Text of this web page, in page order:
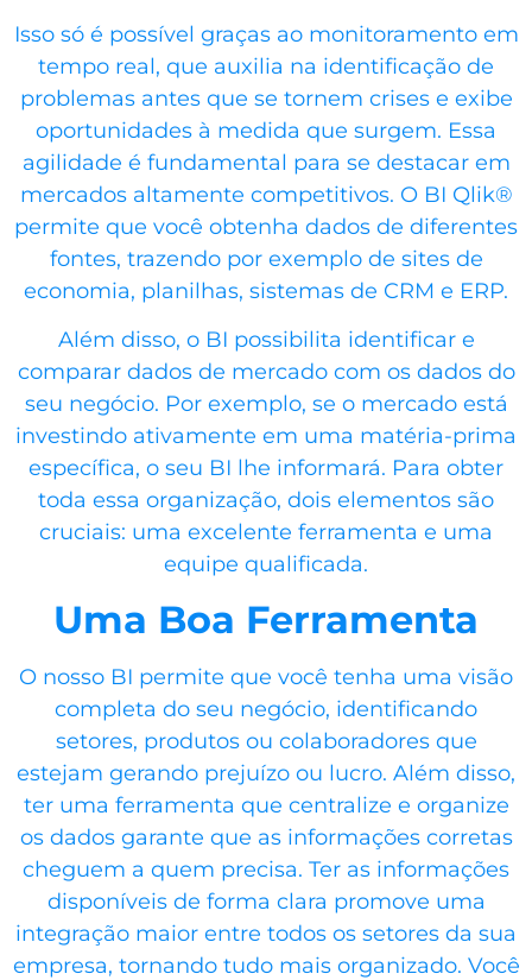
Isso só é possível graças ao monitoramento em
tempo real, que auxilia na identificação de
problemas antes que se tornem crises e exibe
oportunidades à medida que surgem. Essa
agilidade é fundamental para se destacar em
mercados altamente competitivos. O BI Qlik®
permite que você obtenha dados de diferentes
fontes, trazendo por exemplo de sites de
economia, planilhas, sistemas de CRM e ERP.
Além disso, o BI possibilita identificar e
comparar dados de mercado com os dados do
seu negócio. Por exemplo, se o mercado está
investindo ativamente em uma matéria-prima
específica, o seu BI lhe informará. Para obter
toda essa organização, dois elementos são
cruciais: uma excelente ferramenta e uma
equipe qualificada.
Uma Boa Ferramenta
O nosso BI permite que você tenha uma visão
completa do seu negócio, identificando
setores, produtos ou colaboradores que
estejam gerando prejuízo ou lucro. Além disso,
ter uma ferramenta que centralize e organize
os dados garante que as informações corretas
cheguem a quem precisa. Ter as informações
disponíveis de forma clara promove uma
integração maior entre todos os setores da sua
empresa, tornando tudo mais organizado. Você